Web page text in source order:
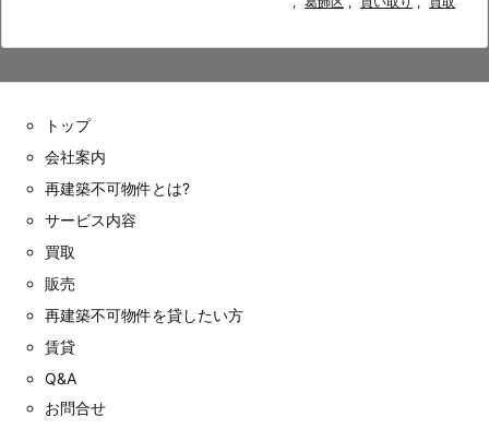
トップ
会社案内
再建築不可物件とは?
サービス内容
買取
販売
再建築不可物件を貸したい方
賃貸
Q&A
お問合せ